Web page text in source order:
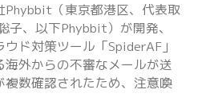
Phybbit（東京都港区、代表取
子、以下Phybbit）が開発、
ド対策ツール「SpiderAF」
海外からの不審なメールが送
複数確認されたため、注意喚